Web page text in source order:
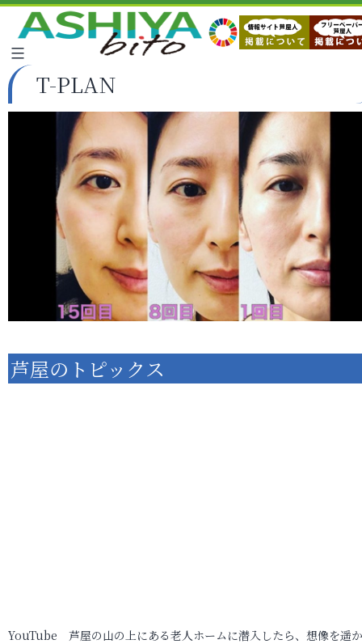
T-PLAN
芦屋のトピックス
YouTube 芦屋の山の上にある老人ホームに潜入したら、想像を遥